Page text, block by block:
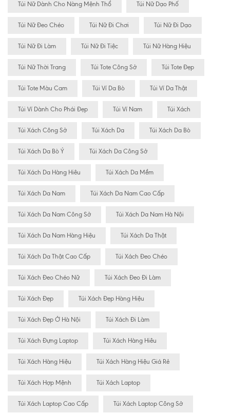
Túi Nữ Dành Cho Nàng Mệnh Thổ Túi Nữ Dạo Phố
Túi Nữ Đeo Chéo Túi Nữ Đi Chơi Túi Nữ Đi Dạo
Túi Nữ Đi Làm Túi Nữ Đi Tiệc Túi Nữ Hàng Hiệu
Túi Nữ Thời Trang Túi Tote Công Sở Túi Tote Đẹp
Túi Tote Màu Cam Túi Ví Da Bò Túi Ví Da Thật
Túi Ví Dành Cho Phái Đẹp Túi Ví Nam Túi Xách
Túi Xách Công Sở Túi Xách Da Túi Xách Da Bò
Túi Xách Da Bò Ý Túi Xách Da Công Sở
Túi Xách Da Hàng Hiêu Túi Xách Da Mềm
Túi Xách Da Nam Túi Xách Da Nam Cao Cấp
Túi Xách Da Nam Công Sở Túi Xách Da Nam Hà Nội
Túi Xách Da Nam Hàng Hiệu Túi Xách Da Thật
Túi Xách Da Thật Cao Cấp Túi Xách Đeo Chéo
Túi Xách Đeo Chéo Nữ Túi Xách Đeo Đi Làm
Túi Xách Đẹp Túi Xách Đẹp Hàng Hiệu
Túi Xách Đẹp Ở Hà Nội Túi Xách Đi Làm
Túi Xách Đựng Laptop Túi Xách Hàng Hiêu
Túi Xách Hàng Hiệu Túi Xách Hàng Hiệu Giá Rẻ
Túi Xách Hợp Mệnh Túi Xách Laptop
Túi Xách Laptop Cao Cấp Túi Xách Laptop Công Sở